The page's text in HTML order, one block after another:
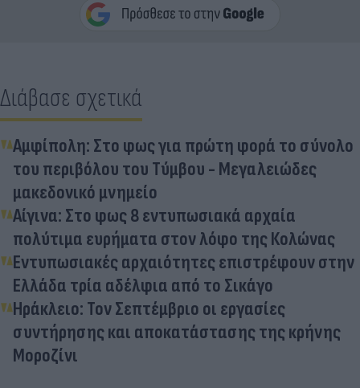
Διάβασε σχετικά
Αμφίπολη: Στο φως για πρώτη φορά το σύνολο
του περιβόλου του Τύμβου - Μεγαλειώδες
μακεδονικό μνημείο
Αίγινα: Στο φως 8 εντυπωσιακά αρχαία
πολύτιμα ευρήματα στον λόφο της Κολώνας
Εντυπωσιακές αρχαιότητες επιστρέφουν στην
Ελλάδα τρία αδέλφια από το Σικάγο
Ηράκλειο: Τον Σεπτέμβριο οι εργασίες
συντήρησης και αποκατάστασης της κρήνης
Μοροζίνι